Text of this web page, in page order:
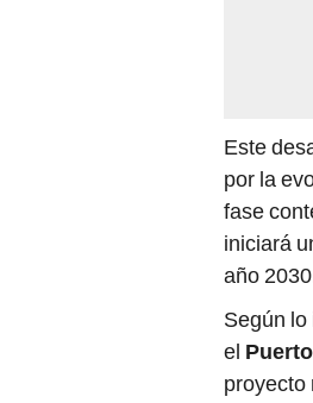
por la
fase
iniciará
año
el
proyecto